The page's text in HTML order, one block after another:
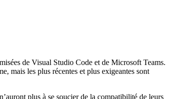
de Visual Studio Code et de Microsoft Teams.
mais les plus récentes et plus exigeantes sont
plus à se soucier de la compatibilité de leurs